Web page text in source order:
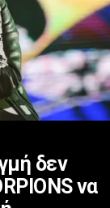
δεν
να